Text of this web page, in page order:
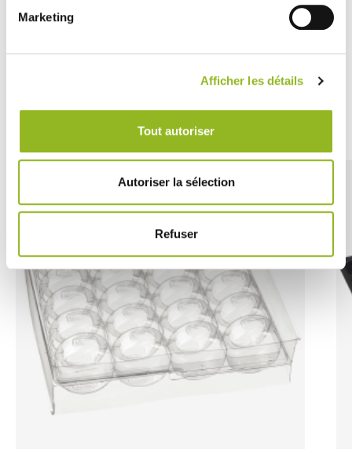
Marketing
Afficher les détails
Tout autoriser
Autoriser la sélection
Refuser
dressage per eventi puntuali con una forte componente
cromatica.
Découvrez aussi